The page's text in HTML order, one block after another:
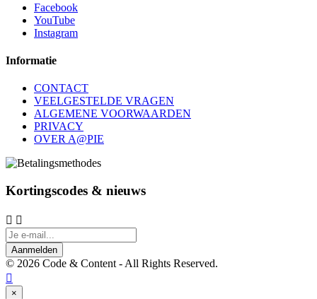
Facebook
YouTube
Instagram
Informatie
CONTACT
VEELGESTELDE VRAGEN
ALGEMENE VOORWAARDEN
PRIVACY
OVER A@PIE
Kortingscodes & nieuws
 
Aanmelden
© 2026 Code & Content - All Rights Reserved.

×